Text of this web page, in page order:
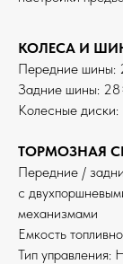
КОЛЕСА И
Передние шины:
Задние шины:
Колесные
ТОРМОЗНАЯ
Передние /
с
механизмами
Емкость
Тип управления: